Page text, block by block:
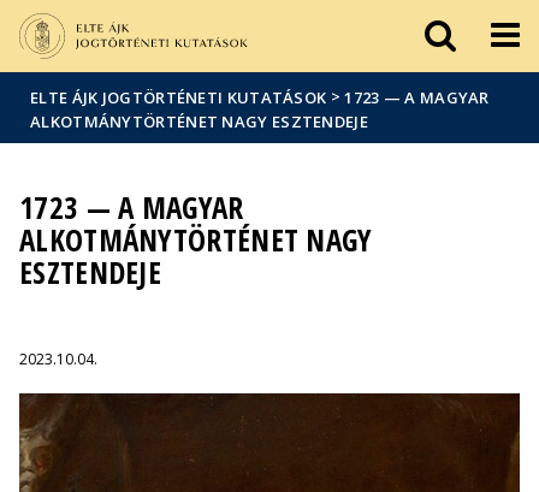
sajtóban
ELTE ÁJK JOGTÖRTÉNETI KUTATÁSOK >1723 — A MAGYAR
ALKOTMÁNYTÖRTÉNET NAGY ESZTENDEJE
1723 — A MAGYAR
ALKOTMÁNYTÖRTÉNET NAGY
ESZTENDEJE
2023.10.04.